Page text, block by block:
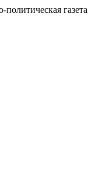
газета